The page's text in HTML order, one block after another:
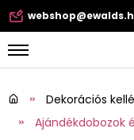
Dekorációs
Ajándékdobozok